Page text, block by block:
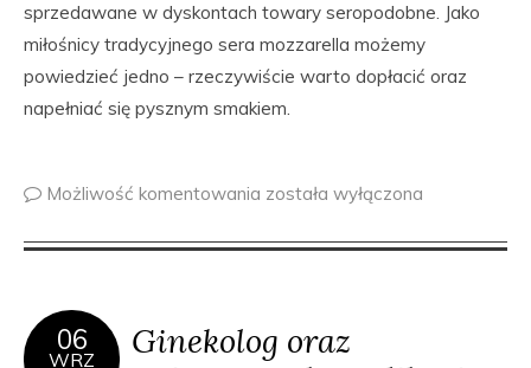
sprzedawane w dyskontach towary seropodobne. Jako
miłośnicy tradycyjnego sera mozzarella możemy
powiedzieć jedno – rzeczywiście warto dopłacić oraz
napełniać się pysznym smakiem.
Możliwość komentowania została wyłączona
06
WRZ
Ginekolog oraz